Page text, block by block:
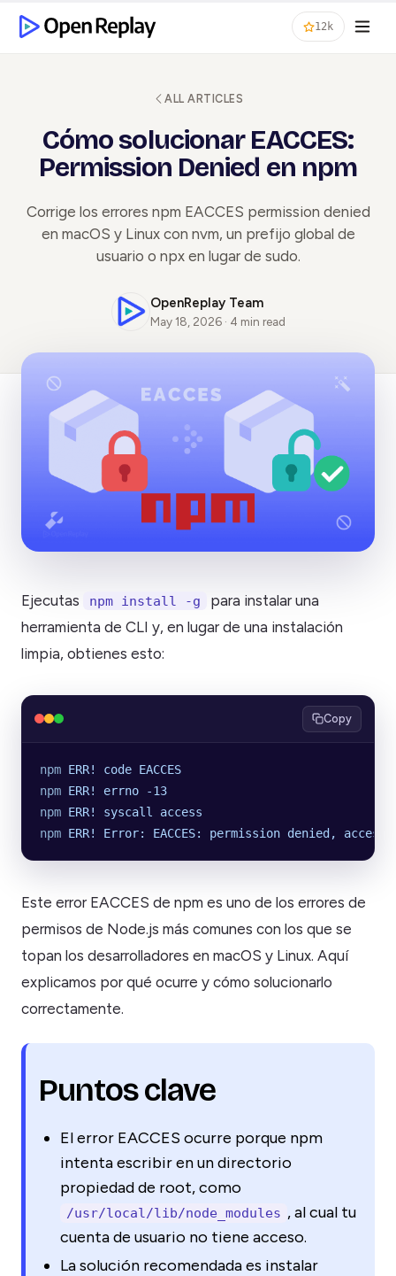
12k
ALL ARTICLES
Cómo solucionar EACCES:
Permission Denied en npm
Corrige los errores npm EACCES permission denied
en macOS y Linux con nvm, un prefijo global de
usuario o npx en lugar de sudo.
OpenReplay Team
May 18, 2026 · 4 min read
Ejecutas npm install -g
para instalar una
herramienta de CLI y, en lugar de una instalación
limpia, obtienes esto:
Copy
npm ERR! code EACCES
npm ERR! errno -13
npm ERR! syscall
access
npm ERR! Error: EACCES: permission denied, access
Este error EACCES de npm es uno de los errores de
permisos de Node.js más comunes con los que se
topan los desarrolladores en macOS y Linux. Aquí
explicamos por qué ocurre y cómo solucionarlo
correctamente.
Puntos clave
El error EACCES ocurre porque npm
intenta escribir en un directorio
propiedad de root, como
/usr/local/lib/node_modules , al cual tu
cuenta de usuario no tiene acceso.
La solución recomendada es instalar